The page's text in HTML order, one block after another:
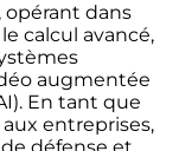
opérant dans
calcul avancé,
augmentée
En tant que
entreprises,